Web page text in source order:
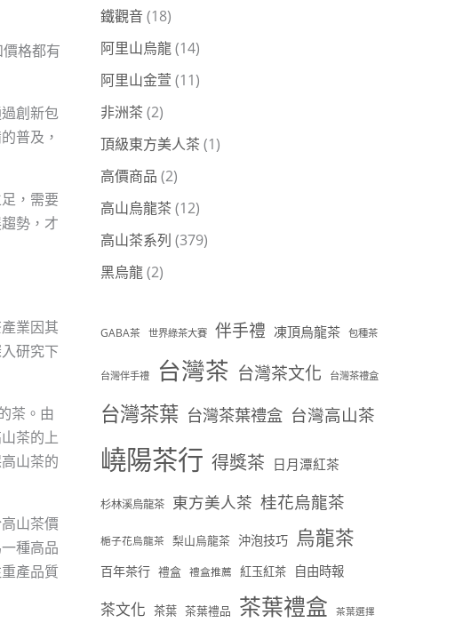
格都有
創新包
普及，
，需要
勢，才
業因其
研究下
茶。由
茶的上
山茶的
山茶價
種高品
產品質
鐵觀音 (18)
阿里山烏龍(14)
阿里山金萱 (11)
非洲茶 (2)
頂級東方美人茶 (1)
高價商品 (2)
高山烏龍茶 (12)
高山茶系列 (379)
黑烏龍(2)
GABA茶 世界綠茶大賽 伴手禮 凍頂烏龍茶 包種茶
台灣伴手禮 台灣茶 台灣茶文化 台灣茶禮盒
台灣茶葉 台灣茶葉禮盒 台灣高山茶
嶢陽茶行 得獎茶 日月潭紅茶
杉林溪烏龍茶 東方美人茶 桂花烏龍茶
梔子花烏龍茶 梨山烏龍茶 沖泡技巧 烏龍茶
百年茶行 禮盒 禮盒推薦 紅玉紅茶 自由時報
茶文化 茶葉 茶葉禮品 茶葉禮盒 茶葉選擇